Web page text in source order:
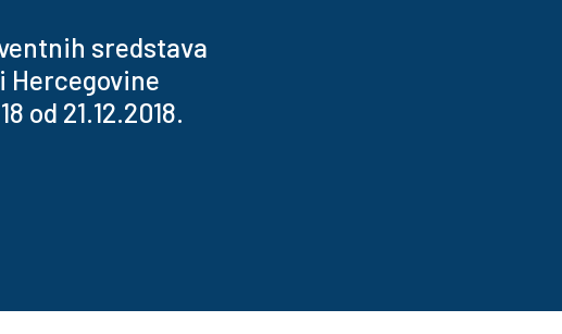
sredstava
Hercegovine
od 21.12.2018.